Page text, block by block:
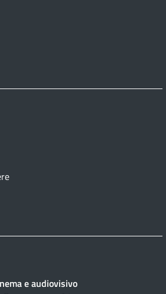
e audiovisivo